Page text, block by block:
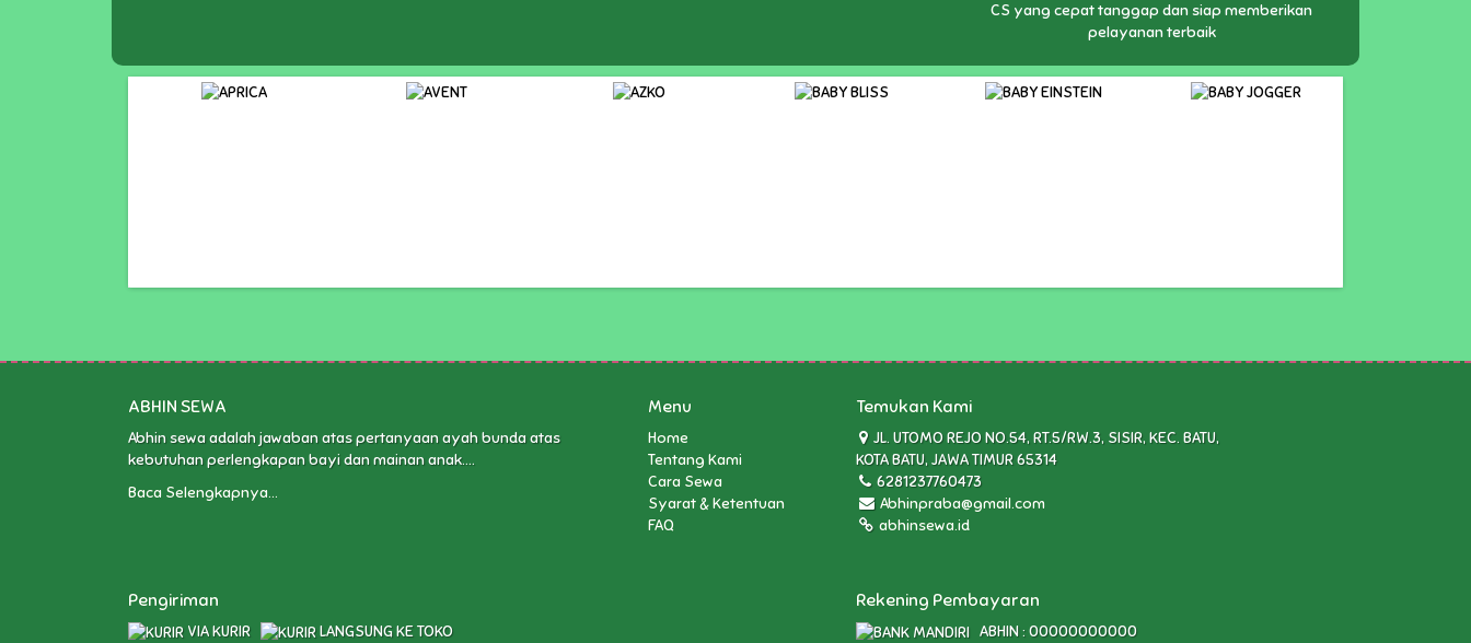
CS yang cepat tanggap dan siap memberikan
pelayanan terbaik
ABHIN SEWA
Abhin sewa adalah jawaban atas pertanyaan ayah bunda atas
kebutuhan perlengkapan bayi dan mainan anak....
Baca Selengkapnya...
Menu
Home
Tentang Kami
Cara Sewa
Syarat & Ketentuan
FAQ
Temukan Kami
JL. UTOMO REJO NO.54, RT.5/RW.3, SISIR, KEC. BATU,
KOTA BATU, JAWA TIMUR 65314
6281237760473
Abhinpraba@gmail.com
abhinsewa.id
Pengiriman
VIA KURIR LANGSUNG KE TOKO
Rekening Pembayaran
ABHIN : 00000000000